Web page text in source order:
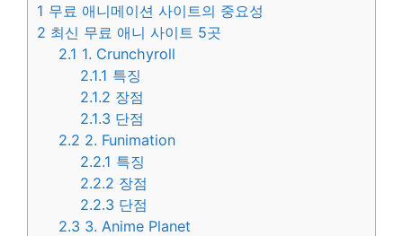
1 무료 애니메이션 사이트의 중요성
2 최신 무료 애니 사이트 5곳
2.1 1. Crunchyroll
2.1.1 특징
2.1.2 장점
2.1.3 단점
2.2 2. Funimation
2.2.1 특징
2.2.2 장점
2.2.3 단점
2.3 3. Anime Planet